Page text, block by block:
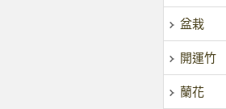
盆栽
開運竹
蘭花